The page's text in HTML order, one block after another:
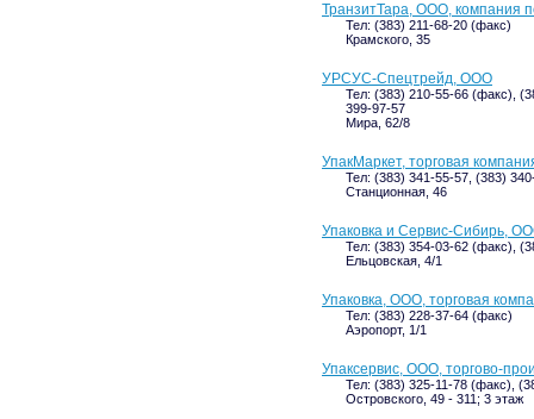
ТранзитТара, ООО, компания
Тел: (383) 211-68-20 (факс)
Крамского, 35
УРСУС-Спецтрейд, ООО
Тел: (383) 210-55-66 (факс),
399-97-57
Мира, 62/8
УпакМаркет, торговая
Тел: (383) 341-55-57, (383)
Станционная, 46
Упаковка и Сервис-Сибирь,
Тел: (383) 354-03-62 (факс),
Ельцовская, 4/1
Упаковка, ООО, торговая
Тел: (383) 228-37-64 (факс)
Аэропорт, 1/1
Упаксервис, ООО, торгово-
Тел: (383) 325-11-78 (факс),
Островского, 49 - 311; 3 этаж